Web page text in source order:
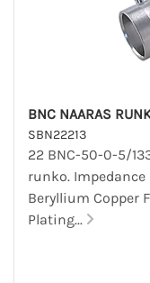
BNC NAARAS
SBN22213
22 BNC-50-0-5/
runko.
Beryllium Copper
Plating...